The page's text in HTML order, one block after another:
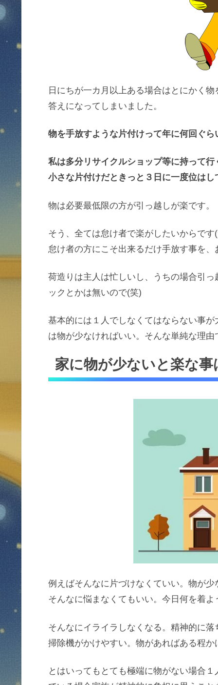
日にちが一カ月以上ある場合はとにかく
答えになってしまいました。
物を手放すような片付けって年に何回ぐら
私は多分リサイクルショップ等に持って
小さな片付けだときっと３日に一度位は
物は必要最低限の方が引っ越しが楽です。
そう、全ては怠け者で楽がしたいからです
怠け者の方にこそ出来るだけ手放す事を
荷造りは主人は忙しいし、うちの場合引
ックとかは無いので(笑)
基本的には１人でしなくてはならない事
は物が少なければいい。そんな単純な理由
家に物が少ないと楽な
例えばそんなに片づけなくていい。物が
そんなに悩まなくてもいい。今日何を着
そんなにイライラしなくなる。精神的に
掃除機がかけやすい。物があればある程
とはいってもとても極端に物がない場合